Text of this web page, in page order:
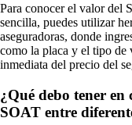
Para conocer el valor del
sencilla, puedes utilizar
aseguradoras, donde
como la placa y el tipo de
inmediata del precio del
¿Qué debo tener
SOAT entre